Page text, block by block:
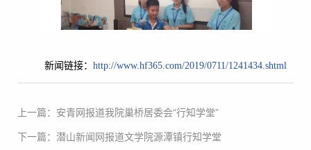
新闻链接： http://www.hf365.com/2019/0711/1241434.shtml
上一篇：安青网报道我院巢桥居委会“行知学堂”
下一篇：潜山新闻网报道文学院源潭镇行知学堂